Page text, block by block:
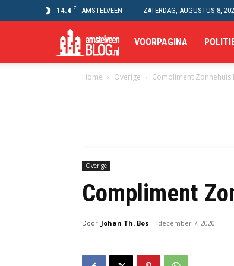
14.4 C AMSTELVEEN ZATERDAG, AUGUSTUS 8,
Amstelveen
Blog
VOORPAGINA
Home Overige Compliment Zonnehuis
Overige
Compliment
Door Johan Th. Bos - december 7, 2020